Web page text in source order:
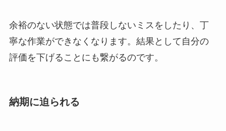
余裕のない状態では普段しないミスをしたり、丁
寧な作業ができなくなります。結果として自分の
評価を下げることにも繋がるのです。
納期に迫られる